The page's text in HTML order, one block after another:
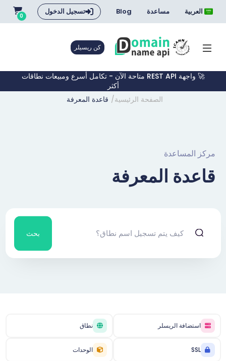
العربية مساعدة Blog تسجيل الدخول 0
كن ريسيلر
🚀 واجهة REST API متاحة الآن - تكامل أسرع ومبيعات نطاقات
أكثر
الصفحة الرئيسية قاعدة المعرفة
مركز المساعدة
قاعدة المعرفة
بحث
استضافة الريسلر نطاق
SSL الوحدات